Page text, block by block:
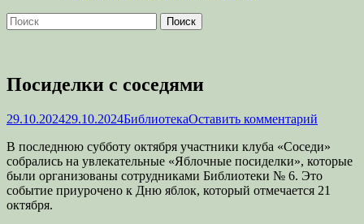
Поиск
Найти:
Посиделки с соседями
Опубликовано
29.10.202429.10.2024Автор
БиблиотекаОставить комментарий
В последнюю субботу октября участники клуба «Соседи»
собрались на увлекательные «Яблочные посиделки», которые
были организованы сотрудниками Библиотеки № 6. Это
событие приурочено к Дню яблок, который отмечается 21
октября.